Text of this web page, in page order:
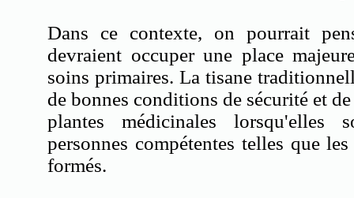
Dans ce contexte, on pourrait
devraient occuper une place
soins primaires. La tisane
de bonnes conditions de sécurité et
plantes médicinales lorsqu'elles
personnes compétentes telles que
formés.